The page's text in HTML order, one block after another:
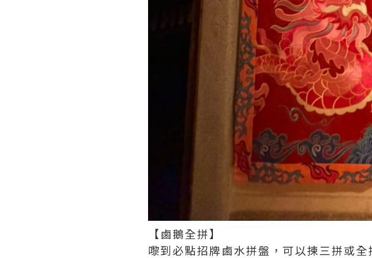
【鹵鵝全拼】
嚟到必點招牌鹵水拼盤，可以揀三拼或